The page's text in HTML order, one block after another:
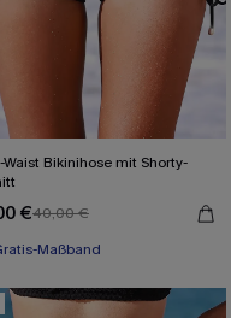
Waist Bikinihose mit Shorty-
€40,00 €
Maßband
Maßband